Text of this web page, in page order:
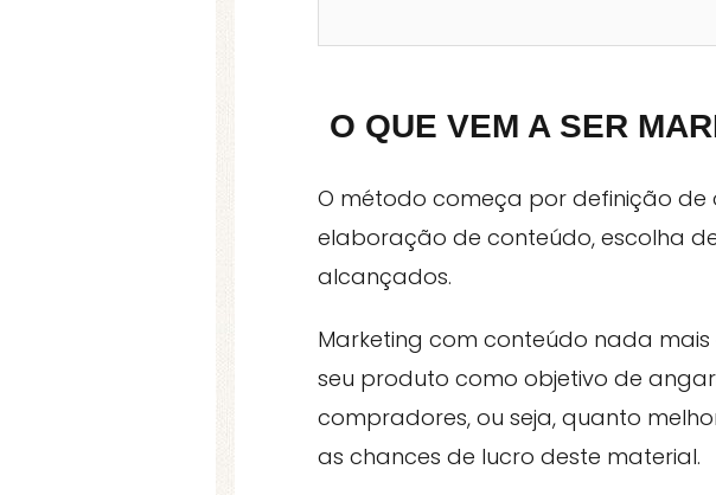
O QUE VEM A SER
O método começa por definição de
elaboração de conteúdo, escolha
alcançados.
Marketing com conteúdo nada
seu produto como objetivo de
compradores, ou seja, quanto
as chances de lucro deste material.